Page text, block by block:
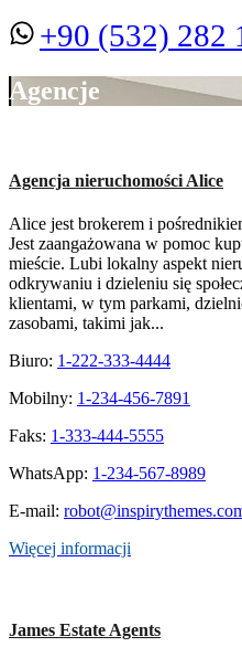
+90 (532) 282
Agencje
Agencja nieruchomości Alice
Alice jest brokerem i
Jest zaangażowana w pomoc
mieście. Lubi lokalny aspekt
odkrywaniu i dzieleniu się
klientami, w tym parkami,
zasobami, takimi jak...
Biuro: 1-222-333-4444
Mobilny: 1-234-456-7891
Faks: 1-333-444-5555
WhatsApp: 1-234-567-8989
E-mail:
Więcej informacji
James Estate Agents